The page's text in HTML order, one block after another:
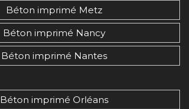
Béton imprimé Metz
Béton imprimé Nancy
Béton imprimé Nantes
Béton imprimé Orléans